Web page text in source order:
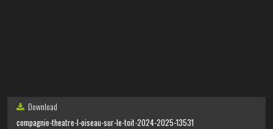
Download
compagnie-theatre-l-oiseau-sur-le-toit-2024-2025-13531